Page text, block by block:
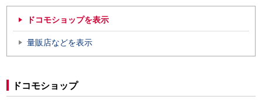
ドコモショップを表示
量販店などを表示
ドコモショップ